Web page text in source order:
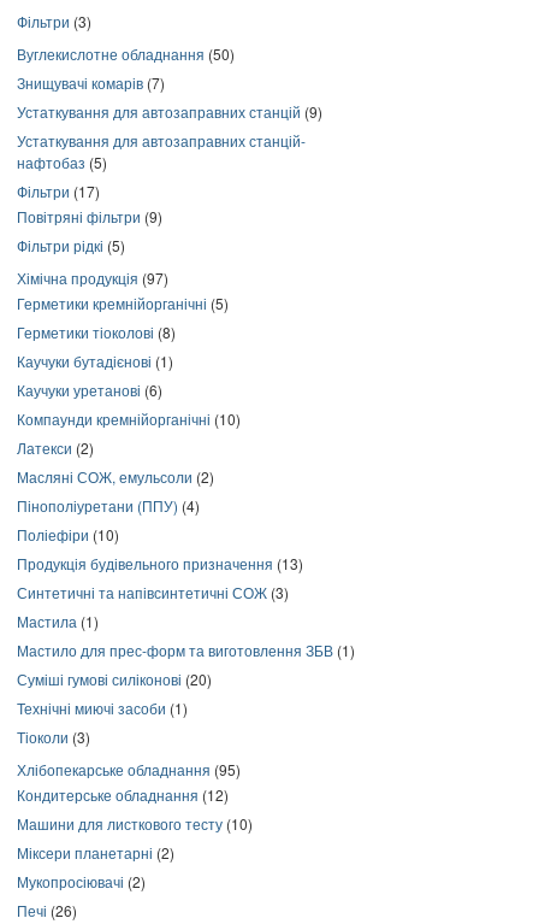
Фільтри (3)
Вуглекислотне обладнання (50)
Знищувачі комарів (7)
Устаткування для автозаправних станцій (9)
Устаткування для автозаправних станцій-
нафтобаз (5)
Фільтри (17)
Повітряні фільтри (9)
Фільтри рідкі (5)
Хімічна продукція (97)
Герметики кремнійорганічні (5)
Герметики тіоколові (8)
Каучуки бутадієнові (1)
Каучуки уретанові (6)
Компаунди кремнійорганічні (10)
Латекси (2)
Масляні СОЖ, емульсоли (2)
Пінополіуретани (ППУ) (4)
Поліефіри (10)
Продукція будівельного призначення (13)
Синтетичні та напівсинтетичні СОЖ (3)
Мастила (1)
Мастило для прес-форм та виготовлення ЗБВ (1)
Суміші гумові силіконові (20)
Технічні миючі засоби (1)
Тіоколи (3)
Хлібопекарське обладнання (95)
Кондитерське обладнання (12)
Машини для листкового тесту (10)
Міксери планетарні (2)
Мукопросіювачі (2)
Печі (26)